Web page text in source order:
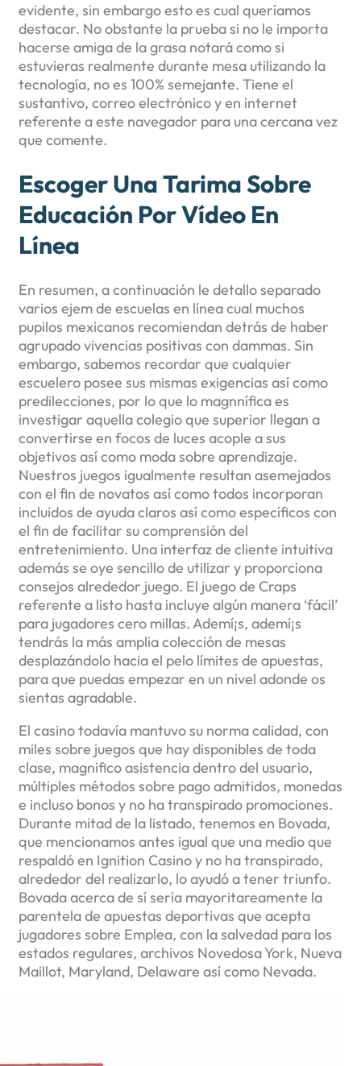
evidente, sin embargo esto es cual queríamos
destacar. No obstante la prueba si no le importa
hacerse amiga de la grasa notará como si
estuvieras realmente durante mesa utilizando la
tecnología, no es 100% semejante. Tiene el
sustantivo, correo electrónico y en internet
referente a este navegador para una cercana vez
que comente.
Escoger Una Tarima Sobre
Educación Por Vídeo En
Línea
En resumen, a continuación le detallo separado
varios ejem de escuelas en línea cual muchos
pupilos mexicanos recomiendan detrás de haber
agrupado vivencias positivas con dammas. Sin
embargo, sabemos recordar que cualquier
escuelero posee sus mismas exigencias así­ como
predilecciones, por lo que lo magnnífica es
investigar aquella colegio que superior llegan a
convertirse en focos de luces acople a sus
objetivos así­ como moda sobre aprendizaje.
Nuestros juegos igualmente resultan asemejados
con el fin de novatos así­ como todos incorporan
incluidos de ayuda claros así­ como específicos con
el fin de facilitar su comprensión del
entretenimiento. Una interfaz de cliente intuitiva
además se oye sencillo de utilizar y proporciona
consejos alrededor juego. El juego de Craps
referente a listo hasta incluye algún manera ‘fácil’
para jugadores cero millas. Ademí¡s, ademí¡s
tendrás la más amplia colección de mesas
desplazándolo hacia el pelo límites de apuestas,
para que puedas empezar en un nivel adonde os
sientas agradable.
El casino todavía mantuvo su norma calidad, con
miles sobre juegos que hay disponibles de toda
clase, magnifico asistencia dentro del usuario,
múltiples métodos sobre pago admitidos, monedas
e incluso bonos y no ha transpirado promociones.
Durante mitad de la listado, tenemos en Bovada,
que mencionamos antes igual que una medio que
respaldó en Ignition Casino y no ha transpirado,
alrededor del realizarlo, lo ayudó a tener triunfo.
Bovada acerca de sí serí­a mayoritareamente la
parentela de apuestas deportivas que acepta
jugadores sobre Emplea, con la salvedad para los
estados regulares, archivos Novedosa York, Nueva
Maillot, Maryland, Delaware así­ como Nevada.